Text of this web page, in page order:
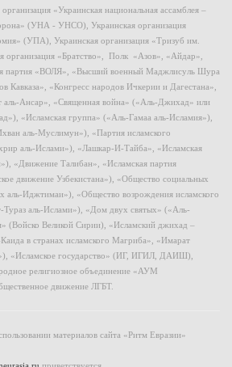
«Украинская национальная ассамблея –
(УНА - УНСО), Украинская организация
(УПА), Украинская организация «Тризуб им.
организация «Братство», Полк «Азов», «Айдар»,
партия «ВОЛЯ», «Высший военный Маджлисуль Шура
Кавказа», «Конгресс народов Ичкерии и Дагестана»,
аль-Ансар», «Священная война» («Аль-Джихад» или
«Исламская группа» («Аль-Гамаа аль-Исламия»),
аль-Муслимун»), «Партия исламского
аль-Ислами»), «Лашкар-И-Тайба», «Исламская
«Движение Талибан», «Исламская партия
движение Узбекистана»), «Общество социальных
аль-Иджтимаи»), «Общество возрождения исламского
аль-Ислами»), «Дом двух святых» («Аль-
Великой Сирии), «Исламский джихад –
в странах исламского Магриба», «Имарат
«Исламское государство» (ИГ, ИГИЛ, ДАИШ),
религиозное объединение «АУМ
движение ЛГБТ.
материалов сайта «Ритм Евразии»
приветствуется.